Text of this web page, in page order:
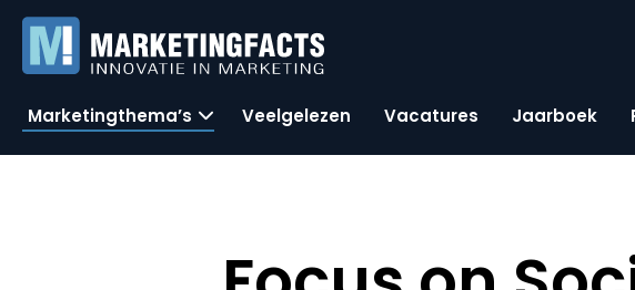
Marketingthema’s Veelgelezen Vacatures Jaarboek